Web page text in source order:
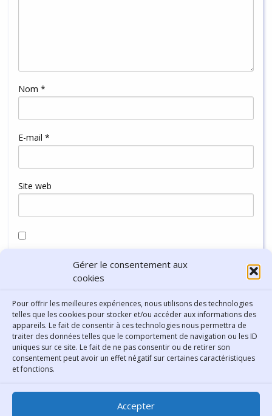
Gérer le consentement aux
cookies
Pour offrir les meilleures expériences, nous utilisons des technologies
telles que les cookies pour stocker et/ou accéder aux informations des
appareils. Le fait de consentir à ces technologies nous permettra de
traiter des données telles que le comportement de navigation ou les ID
uniques sur ce site. Le fait de ne pas consentir ou de retirer son
consentement peut avoir un effet négatif sur certaines caractéristiques
et fonctions.
Accepter
Nom *
E-mail *
Site web
navigateur pour mon prochain commentaire.
Bibliothèque municipale de